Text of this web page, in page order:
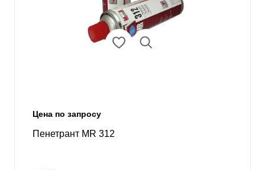
Цена по запросу
Пенетрант MR 312